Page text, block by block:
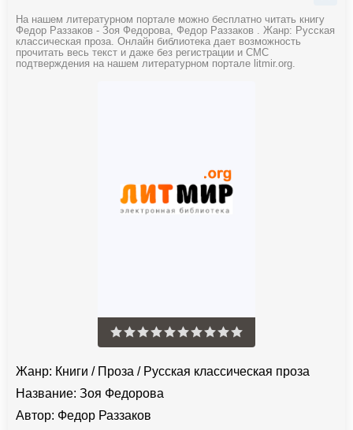
На нашем литературном портале можно бесплатно читать книгу
Федор Раззаков - Зоя Федорова, Федор Раззаков . Жанр: Русская
классическая проза. Онлайн библиотека дает возможность
прочитать весь текст и даже без регистрации и СМС
подтверждения на нашем литературном портале litmir.org.
Жанр: Книги / Проза / Русская классическая проза
Название: Зоя Федорова
Автор: Федор Раззаков